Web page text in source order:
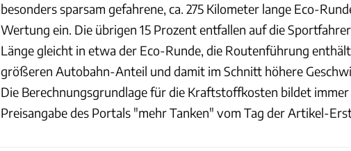
besonders sparsam gefahrene, ca. 275 Kilometer lange Eco-
Wertung ein. Die übrigen 15 Prozent entfallen auf die
Länge gleicht in etwa der Eco-Runde, die Routenführung
größeren Autobahn-Anteil und damit im Schnitt höhere
Die Berechnungsgrundlage für die Kraftstoffkosten bildet immer
Preisangabe des Portals "mehr Tanken" vom Tag der Artikel-